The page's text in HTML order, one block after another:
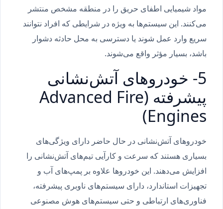
مواد شیمیایی اطفای حریق را در منطقه مشخص منتشر
می‌کنند. این سیستم‌ها به ویژه در شرایطی که افراد نتوانند
سریع وارد عمل شوند یا دسترسی به محل حادثه دشوار
باشد، بسیار مؤثر واقع می‌شوند.
5- خودروهای آتش‌نشانی
پیشرفته (Advanced Fire
Engines)
خودروهای آتش‌نشانی در حال حاضر دارای ویژگی‌های
بسیاری هستند که سرعت و کارآیی تیم‌های آتش‌نشانی را
افزایش می‌دهند. این خودروها علاوه بر پمپ‌های آب و
تجهیزات استاندارد، دارای سیستم‌های ناوبری پیشرفته،
فناوری‌های ارتباطی و حتی سیستم‌های هوش مصنوعی